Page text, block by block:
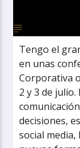
Tengo el
en unas
Corporativa
2 y 3 de
decisiones,
social